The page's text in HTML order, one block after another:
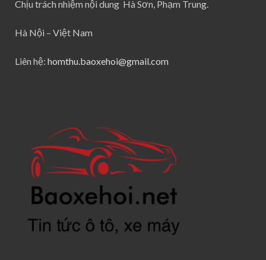
Chịu trách nhiệm nội dung Hà Sơn, Phạm Trung.
Hà Nội – Việt Nam
Liên hệ: homthu.baoxehoi@gmail.com